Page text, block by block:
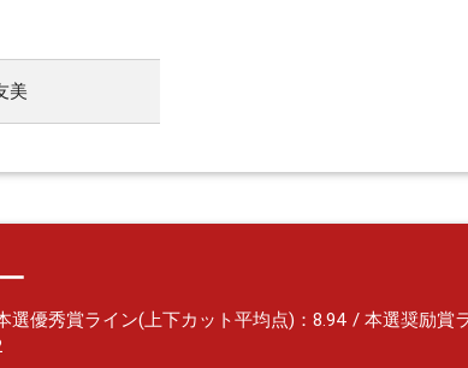
美
選優秀賞ライン(上下カット平均点)：8.94 / 本選奨励賞